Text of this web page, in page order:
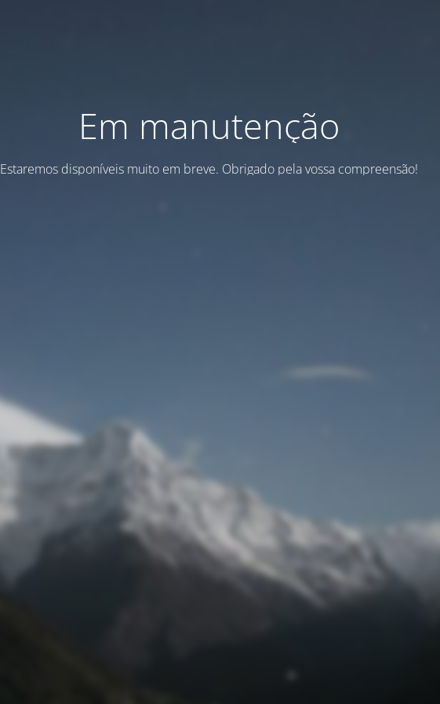
Em manutenção
Estaremos disponíveis muito em breve. Obrigado pela vossa compreensão!